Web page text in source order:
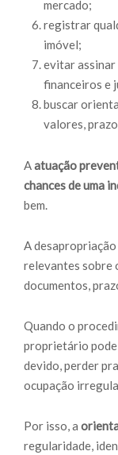
mercado;
registrar
imóvel;
evitar assinar
financeiros e
buscar
valores,
Aatuação
chances de uma
bem.
A
relevantes sobre
documentos,
Quando o
proprietário pode
devido, perder
ocupação
Por isso, a
regularidade,